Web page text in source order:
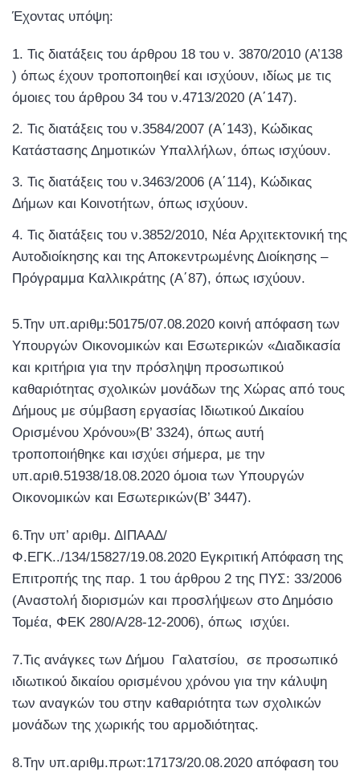
Έχοντας υπόψη:
Τις διατάξεις του άρθρου 18 του ν. 3870/2010 (Α’138
) όπως έχουν τροποποιηθεί και ισχύουν, ιδίως με τις
όμοιες του άρθρου 34 του ν.4713/2020 (Α΄147).
Τις διατάξεις του ν.3584/2007 (Α΄143), Κώδικας
Κατάστασης Δημοτικών Υπαλλήλων, όπως ισχύουν.
Τις διατάξεις του ν.3463/2006 (Α΄114), Κώδικας
Δήμων και Κοινοτήτων, όπως ισχύουν.
Τις διατάξεις του ν.3852/2010, Νέα Αρχιτεκτονική της
Αυτοδιοίκησης και της Αποκεντρωμένης Διοίκησης –
Πρόγραμμα Καλλικράτης (Α΄87), όπως ισχύουν.
5.Την υπ.αριθμ:50175/07.08.2020 κοινή απόφαση των
Υπουργών Οικονομικών και Εσωτερικών «Διαδικασία
και κριτήρια για την πρόσληψη προσωπικού
καθαριότητας σχολικών μονάδων της Χώρας από τους
Δήμους με σύμβαση εργασίας Ιδιωτικού Δικαίου
Ορισμένου Χρόνου»(Β’ 3324), όπως αυτή
τροποποιήθηκε και ισχύει σήμερα, με την
υπ.αριθ.51938/18.08.2020 όμοια των Υπουργών
Οικονομικών και Εσωτερικών(Β’ 3447).
6.Την υπ’ αριθμ. ΔΙΠΑΑΔ/
Φ.ΕΓΚ../134/15827/19.08.2020 Εγκριτική Απόφαση της
Επιτροπής της παρ. 1 του άρθρου 2 της ΠΥΣ: 33/2006
(Αναστολή διορισμών και προσλήψεων στο Δημόσιο
Τομέα, ΦΕΚ 280/Α/28-12-2006), όπως ισχύει.
7.Τις ανάγκες των Δήμου Γαλατσίου, σε προσωπικό
ιδιωτικού δικαίου ορισμένου χρόνου για την κάλυψη
των αναγκών του στην καθαριότητα των σχολικών
μονάδων της χωρικής του αρμοδιότητας.
8.Την υπ.αριθμ.πρωτ:17173/20.08.2020 απόφαση του